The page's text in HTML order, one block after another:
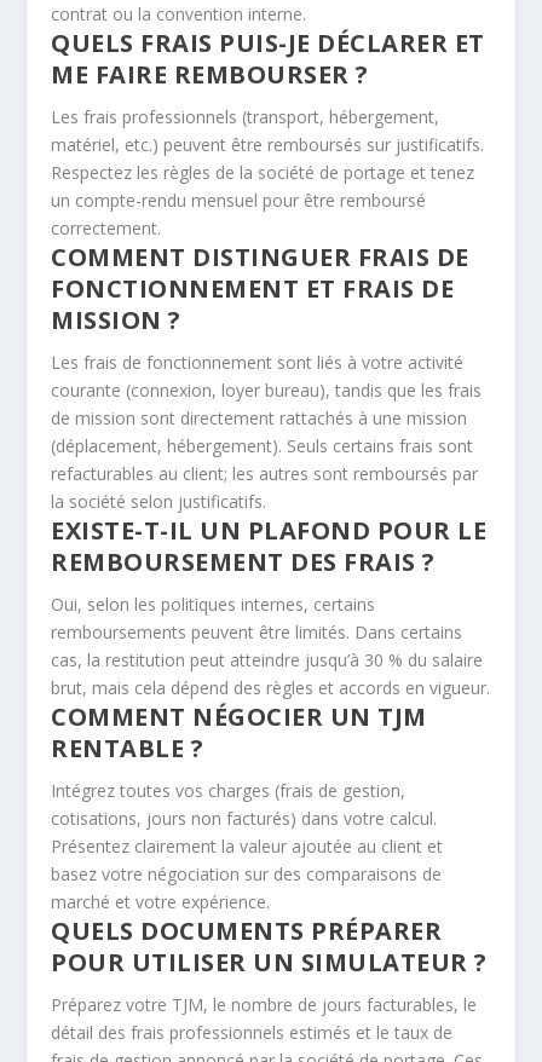
contrat ou la convention interne.
QUELS FRAIS PUIS-JE DÉCLARER ET
ME FAIRE REMBOURSER ?
Les frais professionnels (transport, hébergement,
matériel, etc.) peuvent être remboursés sur justificatifs.
Respectez les règles de la société de portage et tenez
un compte-rendu mensuel pour être remboursé
correctement.
COMMENT DISTINGUER FRAIS DE
FONCTIONNEMENT ET FRAIS DE
MISSION ?
Les frais de fonctionnement sont liés à votre activité
courante (connexion, loyer bureau), tandis que les frais
de mission sont directement rattachés à une mission
(déplacement, hébergement). Seuls certains frais sont
refacturables au client; les autres sont remboursés par
la société selon justificatifs.
EXISTE-T-IL UN PLAFOND POUR LE
REMBOURSEMENT DES FRAIS ?
Oui, selon les politiques internes, certains
remboursements peuvent être limités. Dans certains
cas, la restitution peut atteindre jusqu’à 30 % du salaire
brut, mais cela dépend des règles et accords en vigueur.
COMMENT NÉGOCIER UN TJM
RENTABLE ?
Intégrez toutes vos charges (frais de gestion,
cotisations, jours non facturés) dans votre calcul.
Présentez clairement la valeur ajoutée au client et
basez votre négociation sur des comparaisons de
marché et votre expérience.
QUELS DOCUMENTS PRÉPARER
POUR UTILISER UN SIMULATEUR ?
Préparez votre TJM, le nombre de jours facturables, le
détail des frais professionnels estimés et le taux de